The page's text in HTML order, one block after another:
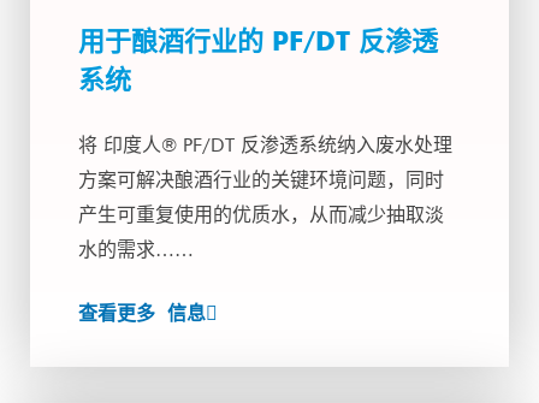
用于酿酒行业的 PF/DT 反渗透
系统
将 印度人® PF/DT 反渗透系统纳入废水处理
方案可解决酿酒行业的关键环境问题，同时
产生可重复使用的优质水，从而减少抽取淡
水的需求……
查看更多 信息